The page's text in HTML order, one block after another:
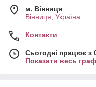
м. Вінниця
Вінниця, Україна
Контакти
Сьогодні працює з
Показати весь